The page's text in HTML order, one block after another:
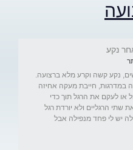
נקע
מעדתי לפני 7 חודשים, נקע קשה וקרע מלא ברצועה.
במדרגות, חייבת מעקה אחיזה
או לעקם את הרגל תוך כדי
שתי הרגליים ולא יורדת רגל
יש לי פחד מנפילה אבל